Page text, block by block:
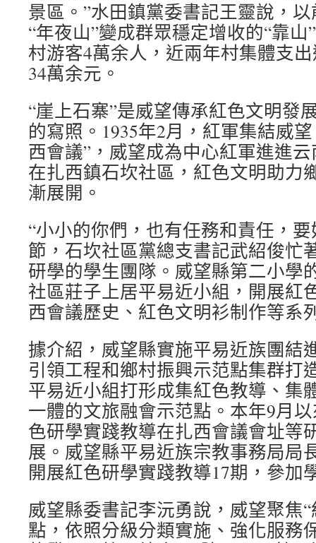
景區。”水田鎮黨委書記王靈說，
“年夜山”變成群眾穩定增收的“靠山
村游客4萬余人，近兩年村集體支
34萬余元。
“崖上石寨”是威望傳承紅色文明發
的寫照。1935年2月，紅軍集結威
西會議”，威望成為中心紅軍進進
在扎西鎮石坎社區，紅色文明助力
漸展開。
“小小的你們，也有任務和責任，
節，石坎社區黨總支書記武紹俊忙
研學的學生團隊。威望縣第二小學
社區莊子上居平易近小組，開展紅
西會議歷史、紅色文明衫制作等系
據介紹，威望縣實施平易近族團結
引領工程和鄉村振興示范點集群打
平易近小組打形成集紅色教導、集
一體的文旅融會示范點。本年9月
色研學實踐教導在扎西會議會址等
展。威望縣平易近族宗教事務局局
開展紅色研學實踐教導17期，參加
威望縣委書記李沅勇說，威望聚焦
點，依照分級分類實施、強化服務